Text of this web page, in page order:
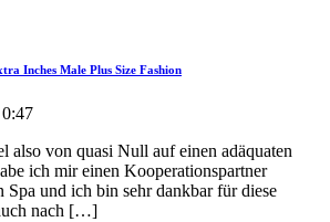
Inches Male Plus Size Fashion
von quasi Null auf einen adäquaten
ich mir einen Kooperationspartner
Spa und ich bin sehr dankbar für diese
nach […]